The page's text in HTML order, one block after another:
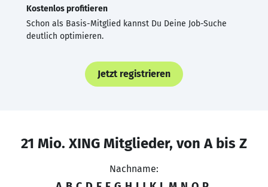
Kostenlos profitieren
Schon als Basis-Mitglied kannst Du Deine Job-Suche
deutlich optimieren.
Jetzt registrieren
21 Mio. XING Mitglieder, von A bis Z
Nachname: